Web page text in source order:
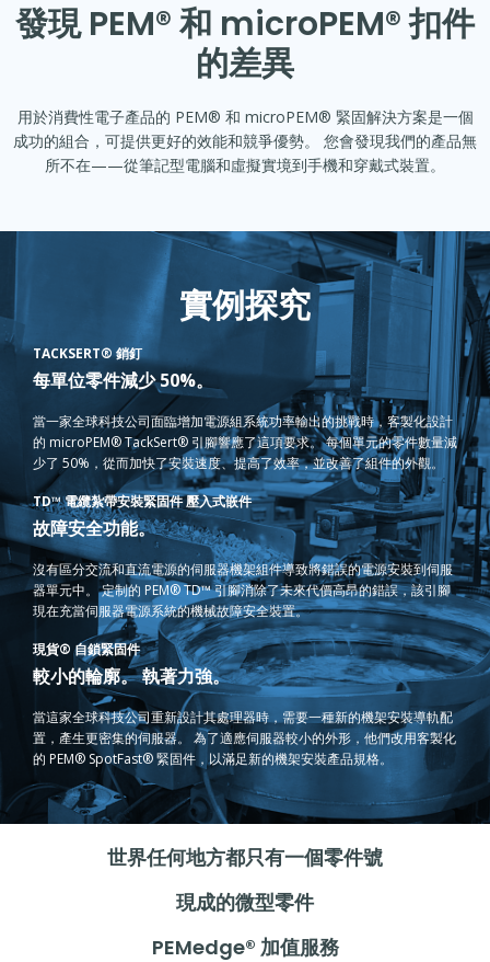
發現 PEM® 和 microPEM® 扣件
的差異
用於消費性電子產品的 PEM® 和 microPEM® 緊固解決方案是一個
成功的組合，可提供更好的效能和競爭優勢。 您會發現我們的產品無
所不在——從筆記型電腦和虛擬實境到手機和穿戴式裝置。
實例探究
TACKSERT® 銷釘
每單位零件減少 50%。
當一家全球科技公司面臨增加電源組系統功率輸出的挑戰時，客製化設計
的 microPEM® TackSert® 引腳響應了這項要求。 每個單元的零件數量減
少了 50%，從而加快了安裝速度、提高了效率，並改善了組件的外觀。
TD™ 電纜紮帶安裝緊固件 壓入式嵌件
故障安全功能。
沒有區分交流和直流電源的伺服器機架組件導致將錯誤的電源安裝到伺服
器單元中。 定制的 PEM® TD™ 引腳消除了未來代價高昂的錯誤，該引腳
現在充當伺服器電源系統的機械故障安全裝置。
現貨® 自鎖緊固件
較小的輪廓。 執著力強。
當這家全球科技公司重新設計其處理器時，需要一種新的機架安裝導軌配
置，產生更密集的伺服器。 為了適應伺服器較小的外形，他們改用客製化
的 PEM® SpotFast® 緊固件，以滿足新的機架安裝產品規格。
世界任何地方都只有一個零件號
現成的微型零件
PEMedge® 加值服務